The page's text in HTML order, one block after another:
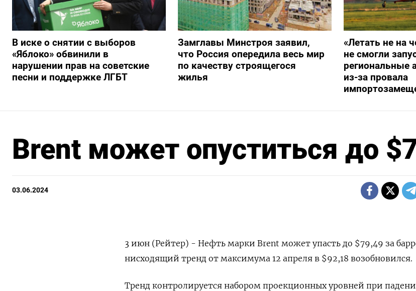
В иске о снятии с выборов
«Яблоко» обвинили в
нарушении прав на советские
песни и поддержке ЛГБТ
Замглавы Минстроя заявил,
что Россия опередила весь мир
по качеству строящегося
жилья
«Летать не на
не смогли
региональные
из-за провала
Brent может опуститься до
03.06.2024
3 июн (Рейтер) - Нефть марки Brent может упасть до $79,49 за
нисходящий тренд от максимума 12 апреля в $92,18 возобновился.
Тренд контролируется набором проекционных уровней при